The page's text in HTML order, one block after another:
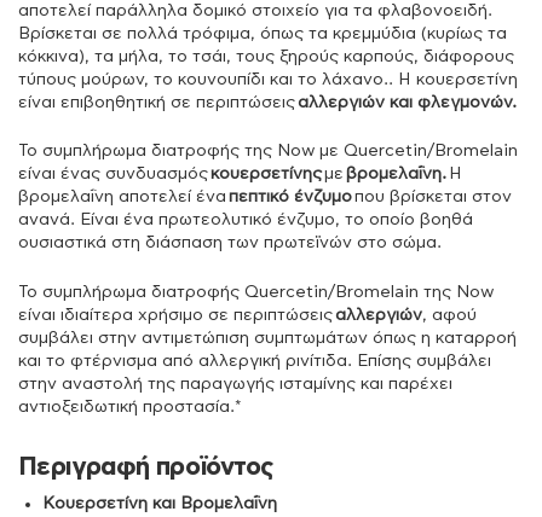
αποτελεί παράλληλα δομικό στοιχείο για τα φλαβονοειδή.
Βρίσκεται σε πολλά τρόφιμα, όπως τα κρεμμύδια (κυρίως τα
κόκκινα), τα μήλα, το τσάι, τους ξηρούς καρπούς, διάφορους
τύπους μούρων, το κουνουπίδι και το λάχανο.. Η κουερσετίνη
είναι επιβοηθητική σε περιπτώσειςαλλεργιών και φλεγμονών.
Το συμπλήρωμα διατροφής της Now με Quercetin/Bromelain
είναι ένας συνδυασμόςκουερσετίνηςμε βρομελαΐνη. H
βρομελαΐνη αποτελεί ένα πεπτικό ένζυμοπου βρίσκεται στον
ανανά. Είναι ένα πρωτεολυτικό ένζυμο, το οποίο βοηθά
ουσιαστικά στη διάσπαση των πρωτεϊνών στο σώμα.
Το συμπλήρωμα διατροφής Quercetin/Bromelain της Now
είναι ιδιαίτερα χρήσιμο σε περιπτώσειςαλλεργιών, αφού
συμβάλει στην αντιμετώπιση συμπτωμάτων όπως η καταρροή
και το φτέρνισμα από αλλεργική ρινίτιδα. Επίσης συμβάλει
στην αναστολή της παραγωγής ισταμίνης και παρέχει
αντιοξειδωτική προστασία.*
Περιγραφή προϊόντος
Κουερσετίνη και Βρομελαΐνη